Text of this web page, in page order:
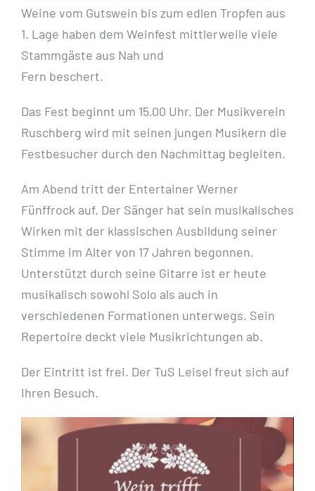
Weine vom Gutswein bis zum edlen Tropfen aus
1. Lage haben dem Weinfest mittlerweile viele
Stammgäste aus Nah und
Fern beschert.
Das Fest beginnt um 15.00 Uhr. Der Musikverein
Ruschberg wird mit seinen jungen Musikern die
Festbesucher durch den Nachmittag begleiten.
Am Abend tritt der Entertainer Werner
Fünffrock auf. Der Sänger hat sein musikalisches
Wirken mit der klassischen Ausbildung seiner
Stimme im Alter von 17 Jahren begonnen.
Unterstützt durch seine Gitarre ist er heute
musikalisch sowohl Solo als auch in
verschiedenen Formationen unterwegs. Sein
Repertoire deckt viele Musikrichtungen ab.
Der Eintritt ist frei. Der TuS Leisel freut sich auf
Ihren Besuch.